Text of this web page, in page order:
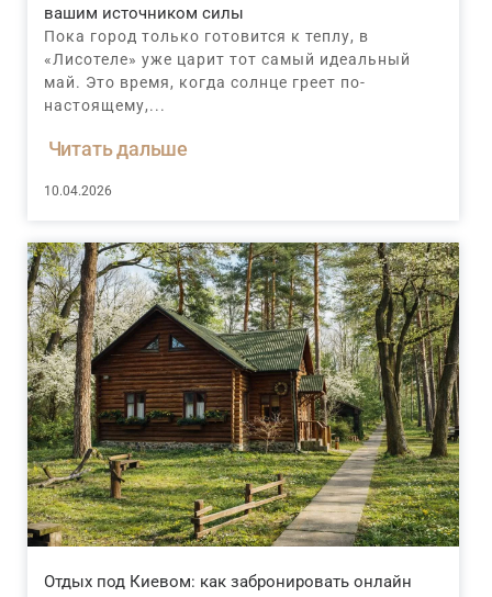
вашим источником силы
Пока город только готовится к теплу, в
«Лисотеле» уже царит тот самый идеальный
май. Это время, когда солнце греет по-
настоящему,...
Читать дальше
10.04.2026
Отдых под Киевом: как забронировать онлайн